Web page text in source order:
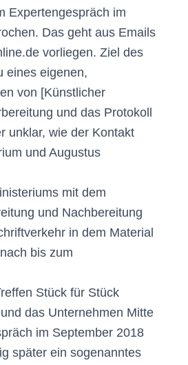
Expertengespräch im
Das geht aus Emails
vorliegen. Ziel des
eines eigenen,
von [Künstlicher
und das Protokoll
unklar, wie der Kontakt
und Augustus
mit dem
und Nachbereitung
in dem Material
bis zum
Stück für Stück
das Unternehmen Mitte
im September 2018
später ein sogenanntes